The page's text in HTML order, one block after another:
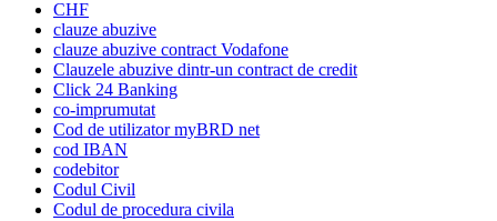
CHF
clauze abuzive
clauze abuzive contract Vodafone
Clauzele abuzive dintr-un contract de credit
Click 24 Banking
co-imprumutat
Cod de utilizator myBRD net
cod IBAN
codebitor
Codul Civil
Codul de procedura civila